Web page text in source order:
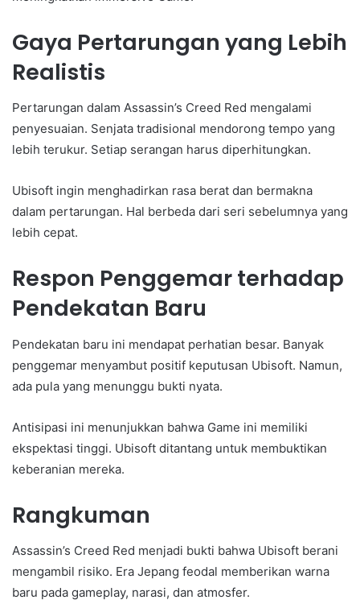
Gaya Pertarungan yang Lebih
Realistis
Pertarungan dalam Assassin’s Creed Red mengalami
penyesuaian. Senjata tradisional mendorong tempo yang
lebih terukur. Setiap serangan harus diperhitungkan.
Ubisoft ingin menghadirkan rasa berat dan bermakna
dalam pertarungan. Hal berbeda dari seri sebelumnya yang
lebih cepat.
Respon Penggemar terhadap
Pendekatan Baru
Pendekatan baru ini mendapat perhatian besar. Banyak
penggemar menyambut positif keputusan Ubisoft. Namun,
ada pula yang menunggu bukti nyata.
Antisipasi ini menunjukkan bahwa Game ini memiliki
ekspektasi tinggi. Ubisoft ditantang untuk membuktikan
keberanian mereka.
Rangkuman
Assassin’s Creed Red menjadi bukti bahwa Ubisoft berani
mengambil risiko. Era Jepang feodal memberikan warna
baru pada gameplay, narasi, dan atmosfer.